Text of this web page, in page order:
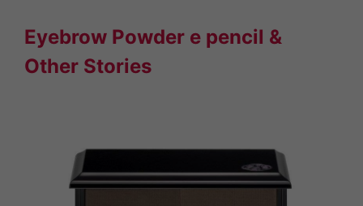
Eyebrow Powder e pencil &
Other Stories